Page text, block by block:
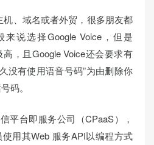
、域名或者外贸，很多朋友都
说选择Google Voice，但是
，且Google Voice还会要求有
没有使用语音号码”为由删除你
码。
平台即服务公司（CPaaS），
用其Web 服务API以编程方式